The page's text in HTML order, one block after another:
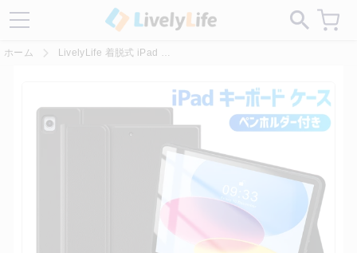
イトにある偽サイトにご注意ください！
ホーム LivelyLife 着脱式 iPad キーボード ケース おしゃれ かわいい 送料無料